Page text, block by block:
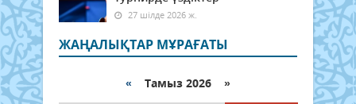
27 шілде 2026 ж.
ЖАҢАЛЫҚТАР МҰРАҒАТЫ
« Тамыз 2026 »